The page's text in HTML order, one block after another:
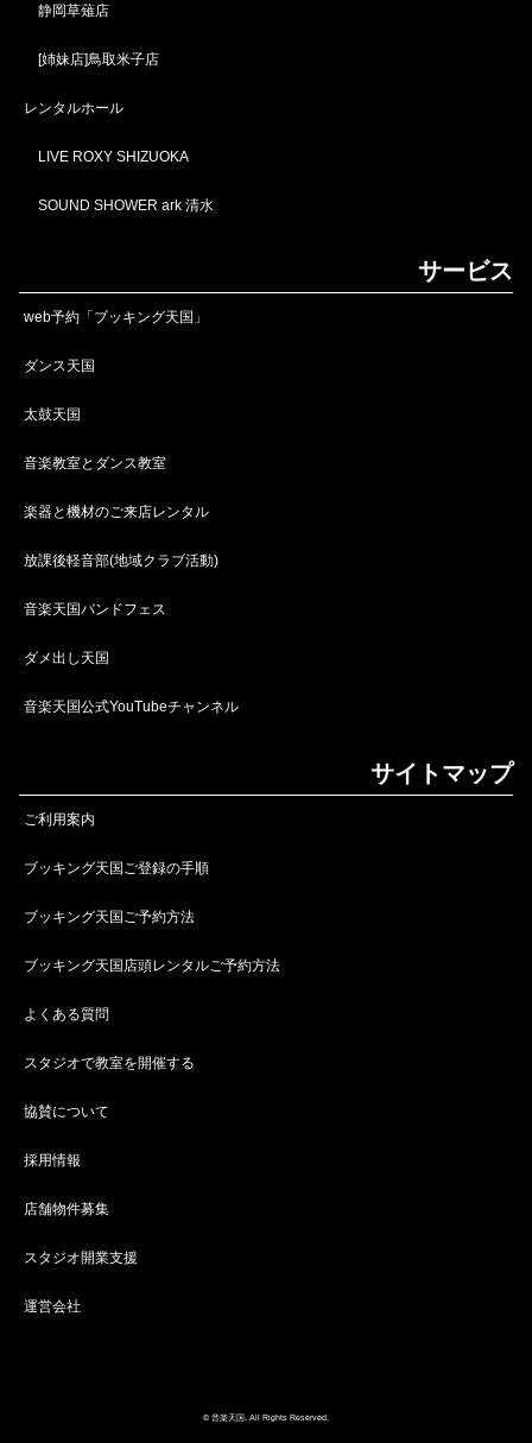
静岡草薙店
[姉妹店]鳥取米子店
レンタルホール
LIVE ROXY SHIZUOKA
SOUND SHOWER ark 清水
サービス
web予約「ブッキング天国」
ダンス天国
太鼓天国
音楽教室とダンス教室
楽器と機材のご来店レンタル
放課後軽音部(地域クラブ活動)
音楽天国バンドフェス
ダメ出し天国
音楽天国公式YouTubeチャンネル
サイトマップ
ご利用案内
ブッキング天国ご登録の手順
ブッキング天国ご予約方法
ブッキング天国店頭レンタルご予約方法
よくある質問
スタジオで教室を開催する
協賛について
採用情報
店舗物件募集
スタジオ開業支援
運営会社
© 音楽天国. All Rights Reserved.